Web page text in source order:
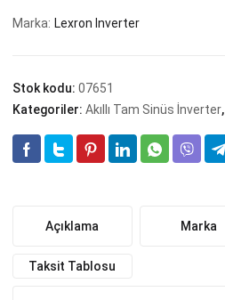
MPPT
Voltaj
Akıllı
Sinüs
İnverter
Marka: Lexron Inverter
Stok kodu: 07651
Kategoriler: Akıllı Tam Sinüs İnverter,
Açıklama Marka
Taksit Tablosu